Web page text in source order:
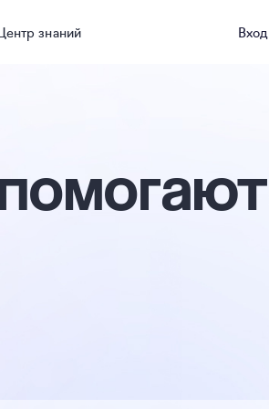
знаний Вход